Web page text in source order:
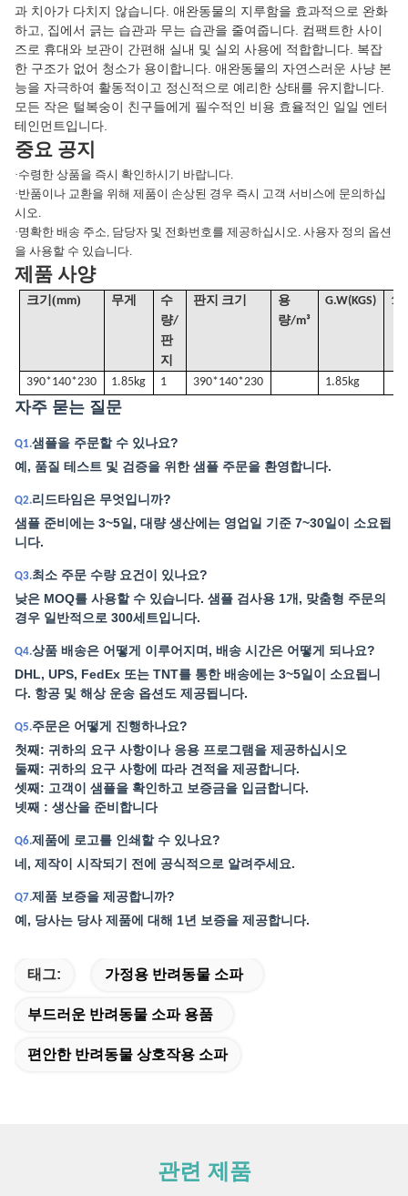
과 치아가 다치지 않습니다. 애완동물의 지루함을 효과적으로 완화
하고, 집에서 긁는 습관과 무는 습관을 줄여줍니다. 컴팩트한 사이
즈로 휴대와 보관이 간편해 실내 및 실외 사용에 적합합니다. 복잡
한 구조가 없어 청소가 용이합니다. 애완동물의 자연스러운 사냥 본
능을 자극하여 활동적이고 정신적으로 예리한 상태를 유지합니다.
모든 작은 털복숭이 친구들에게 필수적인 비용 효율적인 일일 엔터
테인먼트입니다.
중요 공지
·수령한 상품을 즉시 확인하시기 바랍니다.
·반품이나 교환을 위해 제품이 손상된 경우 즉시 고객 서비스에 문의하십
시오.
·명확한 배송 주소, 담당자 및 전화번호를 제공하십시오. 사용자 정의 옵션
을 사용할 수 있습니다.
제품 사양
크기(mm) 무게
수
량/
판
지
판지 크기
용
량/m³
G.W(KGS)
390*140*230 1.85kg 1 390*140*230 1.85kg
자주 묻는 질문
Q1.샘플을 주문할 수 있나요?
예, 품질 테스트 및 검증을 위한 샘플 주문을 환영합니다.
Q2.리드타임은 무엇입니까?
샘플 준비에는 3~5일, 대량 생산에는 영업일 기준 7~30일이 소요됩
니다.
Q3.최소 주문 수량 요건이 있나요?
낮은 MOQ를 사용할 수 있습니다. 샘플 검사용 1개, 맞춤형 주문의
경우 일반적으로 300세트입니다.
Q4.상품 배송은 어떻게 이루어지며, 배송 시간은 어떻게 되나요?
DHL, UPS, FedEx 또는 TNT를 통한 배송에는 3~5일이 소요됩니
다. 항공 및 해상 운송 옵션도 제공됩니다.
Q5.주문은 어떻게 진행하나요?
첫째: 귀하의 요구 사항이나 응용 프로그램을 제공하십시오
둘째: 귀하의 요구 사항에 따라 견적을 제공합니다.
셋째: 고객이 샘플을 확인하고 보증금을 입금합니다.
넷째 : 생산을 준비합니다
Q6.제품에 로고를 인쇄할 수 있나요?
네, 제작이 시작되기 전에 공식적으로 알려주세요.
Q7.제품 보증을 제공합니까?
예, 당사는 당사 제품에 대해 1년 보증을 제공합니다.
태그: 가정용 반려동물 소파
부드러운 반려동물 소파 용품
편안한 반려동물 상호작용 소파
관련 제품